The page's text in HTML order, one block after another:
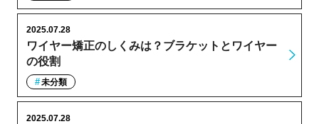
ワイヤー矯正のしくみは？ブラケットとワイヤー
の役割
2025.07.28
未分類
2025.07.28